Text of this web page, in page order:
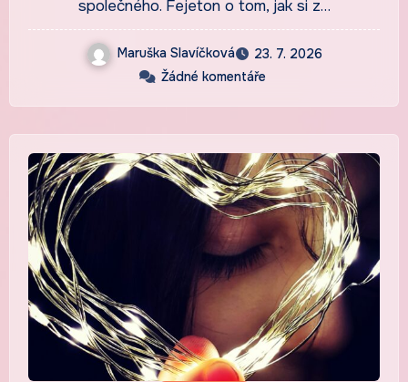
společného. Fejeton o tom, jak si z…
Maruška Slavíčková
23. 7. 2026
Žádné komentáře